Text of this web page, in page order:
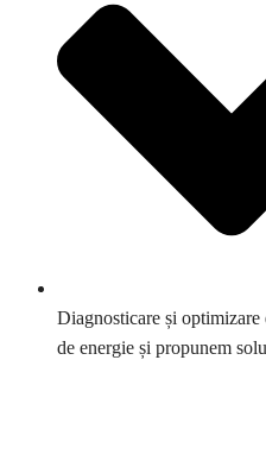
Diagnosticare și
de energie și propunem